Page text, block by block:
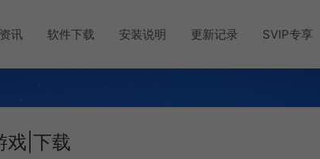
讯 软件下载 安装说明 更新记录 SVIP专享
戏|下载